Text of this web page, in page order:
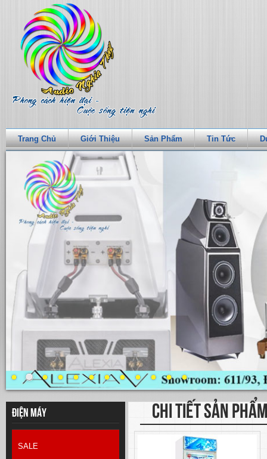
Trang Chủ Giới Thiệu Sản Phẩm Tin Tức
Điện máy
SALE
CHI TIẾT SẢN PHẨM